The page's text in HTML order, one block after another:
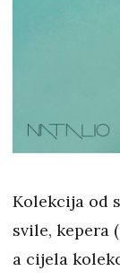
Kolekcija od
svile, kepera
a cijela